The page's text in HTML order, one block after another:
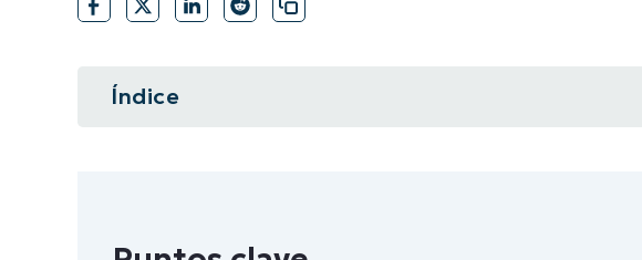
Índice